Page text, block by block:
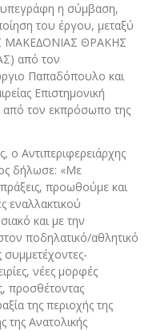
υπεγράφη η σύμβαση,
του έργου, μεταξύ
ΜΑΚΕ∆ΟΝΙΑΣ ΘΡΑΚΗΣ
από τον
Παπαδόπουλο και
Επιστημονική
τον εκπρόσωπο της
Αντιπεριφερειάρχης
δήλωσε: «Με
προωθούμε και
εναλλακτικού
και με την
ποδηλατικό/αθλητικό
νέες μορφές
προσθέτοντας
της περιοχής της
της Ανατολικής